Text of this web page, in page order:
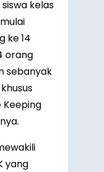
kelas
ke 14
orang
sebanyak
Keeping
yang